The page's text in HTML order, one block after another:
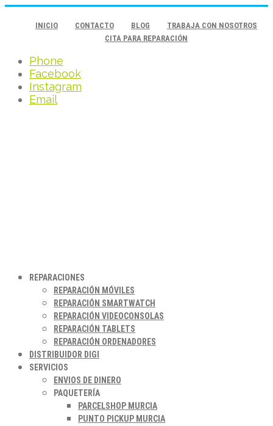
INICIO CONTACTO BLOG
TRABAJA CON NOSOTROS
CITA PARA REPARACIÓN
Phone
Facebook
Instagram
Email
REPARACIONES
REPARACIÓN MÓVILES
REPARACIÓN SMARTWATCH
REPARACIÓN VIDEOCONSOLAS
REPARACIÓN TABLETS
REPARACIÓN ORDENADORES
DISTRIBUIDOR DIGI
SERVICIOS
ENVIOS DE DINERO
PAQUETERÍA
PARCELSHOP MURCIA
PUNTO PICKUP MURCIA